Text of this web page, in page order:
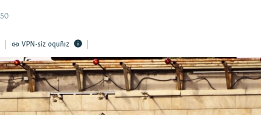
VPN-siz oquñız